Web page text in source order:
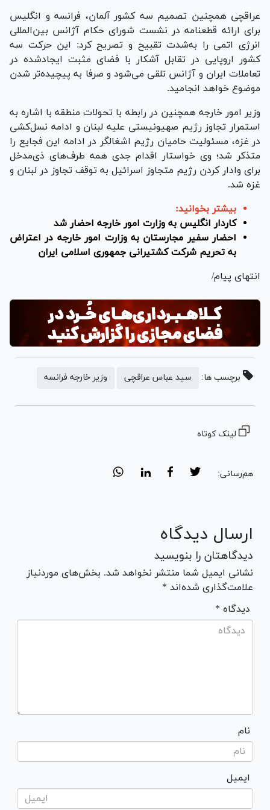
عراقچی همچنین تصمیم سه کشور آلمان، فرانسه و انگلیس
برای ارائه قطعنامه در نشست شورای حکام آژانس بین‌المللی
انرژی اتمی را به‌شدت تقبیح و تصریح کرد: این حرکت سه
کشور اروپایی در تقابل آشکار با فضای مثبت ایجادشده در
تعاملات ایران و آژانس تلقی می‌شود و صرفا به پیچیده‌تر شدن
موضوع خواهد انجامید.
وزیر امور خارجه همچنین در رابطه با تحولات منطقه با اشاره به
استمرار تجاوز رژیم صهیونیستی علیه لبنان و ادامه نسل‌کشی
در غزه، مسئولیت حامیان رژیم اشغالگر در ادامه این فجایع را
متذکر شد؛ وی خواستار اقدام جدی همه طرف‌های ذی‌مدخل
برای وادار کردن رژیم متجاوز اسرائیل به توقف تجاوز در لبنان و
غزه شد.
بیشتر بخوانید:
کاردار انگلیس به وزارت امور خارجه احضار شد
احضار سفیر مجارستان به وزارت امور خارجه در اعتراض
به تحریم شرکت کشتیرانی جمهوری اسلامی ایران
انتهای پیام/
برچسب ها: سید عباس عراقچی وزیر خارجه فرانسه
لینک کوتاه
هم‌رسانی:
ارسال دیدگاه
دیدگاهتان را بنویسید
نشانی ایمیل شما منتشر نخواهد شد. بخش‌های موردنیاز
علامت‌گذاری شده‌اند *
* دیدگاه
نام
ایمیل